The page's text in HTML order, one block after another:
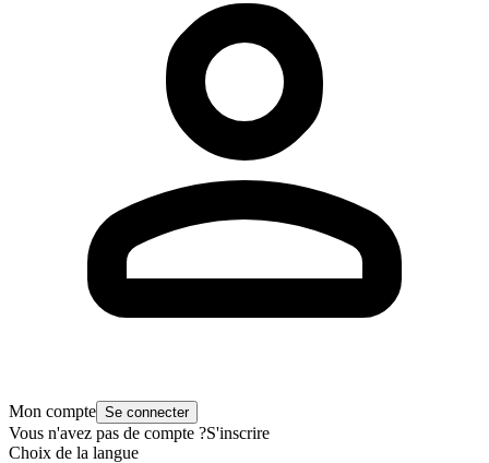
Mon compte Se connecter
Vous n'avez pas de compte ?S'inscrire
Choix de la langue